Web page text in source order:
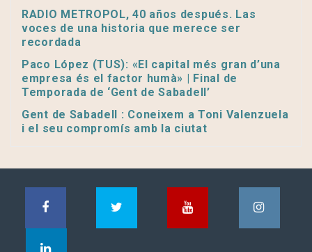
RADIO METROPOL, 40 años después. Las
voces de una historia que merece ser
recordada
Paco López (TUS): «El capital més gran d’una
empresa és el factor humà» | Final de
Temporada de ‘Gent de Sabadell’
Gent de Sabadell : Coneixem a Toni Valenzuela
i el seu compromís amb la ciutat